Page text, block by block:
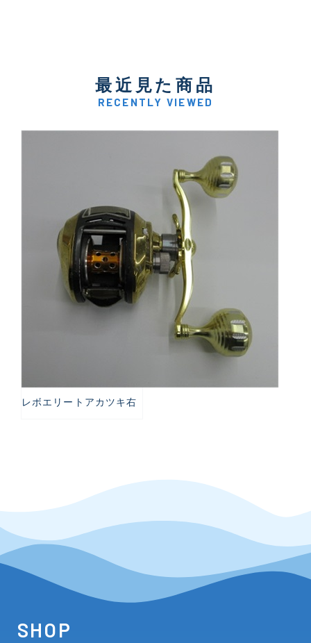
最近見た商品
RECENTLY VIEWED
レボエリートアカツキ右
SHOP